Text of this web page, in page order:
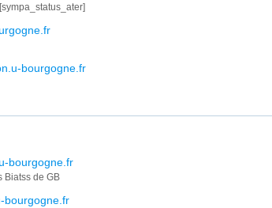
bourgogne.fr
bourgogne.fr
Biatss de GB
bourgogne.fr